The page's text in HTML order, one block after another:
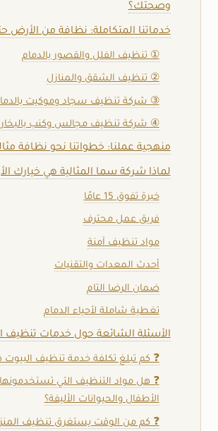
وصحتك؟
خدماتنا المتكاملة: نظافة من
① تنظيف الفلل والقصور بالدمام
② تنظيف الشقق والمنازل
③ شركة تنظيف سجاد وموكيت
④ شركة تنظيف مجالس وكنب بالبخار
منهجية عملنا: خطواتنا نحو نظافة
لماذا شركة سما المثالية هي خيارك
خبرة تفوق 15 عامًا
فريق عمل محترف
مواد تنظيف آمنة
أحدث المعدات والتقنيات
ضمان الرضا التام
تغطية شاملة لأحياء الدمام
الأسئلة الشائعة حول خدمات تنظيف
❓ كم تبلغ تكلفة خدمة تنظيف البيوت
❓ هل مواد التنظيف التي
الأطفال والحيوانات الأليفة؟
❓ كم من الوقت يستغرق تنظيف